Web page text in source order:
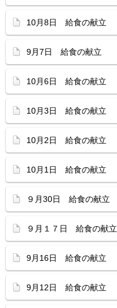
10月8日 給食の献立
9月7日 給食の献立
10月6日 給食の献立
10月3日 給食の献立
10月2日 給食の献立
10月1日 給食の献立
９月30日 給食の献立
９月１７日 給食の献立
9月16日 給食の献立
9月12日 給食の献立